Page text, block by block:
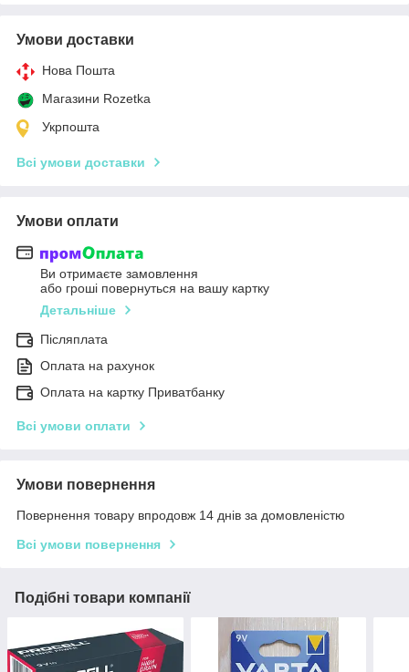
Умови доставки
Нова Пошта
Магазини Rozetka
Укрпошта
Всі умови доставки
Умови оплати
Ви отримаєте замовлення
або гроші повернуться на вашу картку
Детальніше
Післяплата
Оплата на рахунок
Оплата на картку Приватбанку
Всі умови оплати
Умови повернення
Повернення товару впродовж 14 днів за домовленістю
Всі умови повернення
Подібні товари компанії